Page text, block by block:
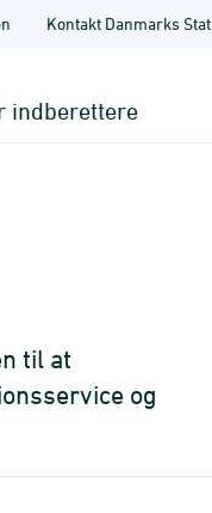
Kontakt Danmarks
indberettere
til at
og